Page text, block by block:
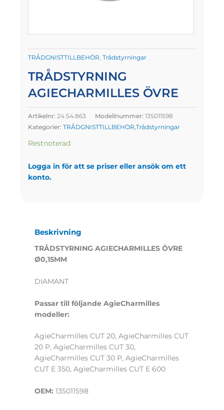
TRÅDGNISTTILLBEHÖR Trådstyrningar
TRÅDSTYRNING
AGIECHARMILLES ÖVRE
Artikelnr: 24.54.863 Modellnummer: 135011598
Kategorier: TRÅDGNISTTILLBEHÖR,Trådstyrningar
Restnoterad
Logga in för att se priser eller ansök om ett
konto.
Beskrivning
TRÅDSTYRNING AGIECHARMILLES ÖVRE
Ø0,15MM
DIAMANT
Passar till följande AgieCharmilles
modeller:
AgieCharmilles CUT 20, AgieCharmilles CUT
20 P, AgieCharmilles CUT 30,
AgieCharmilles CUT 30 P, AgieCharmilles
CUT E 350, AgieCharmilles CUT E 600
OEM:135011598